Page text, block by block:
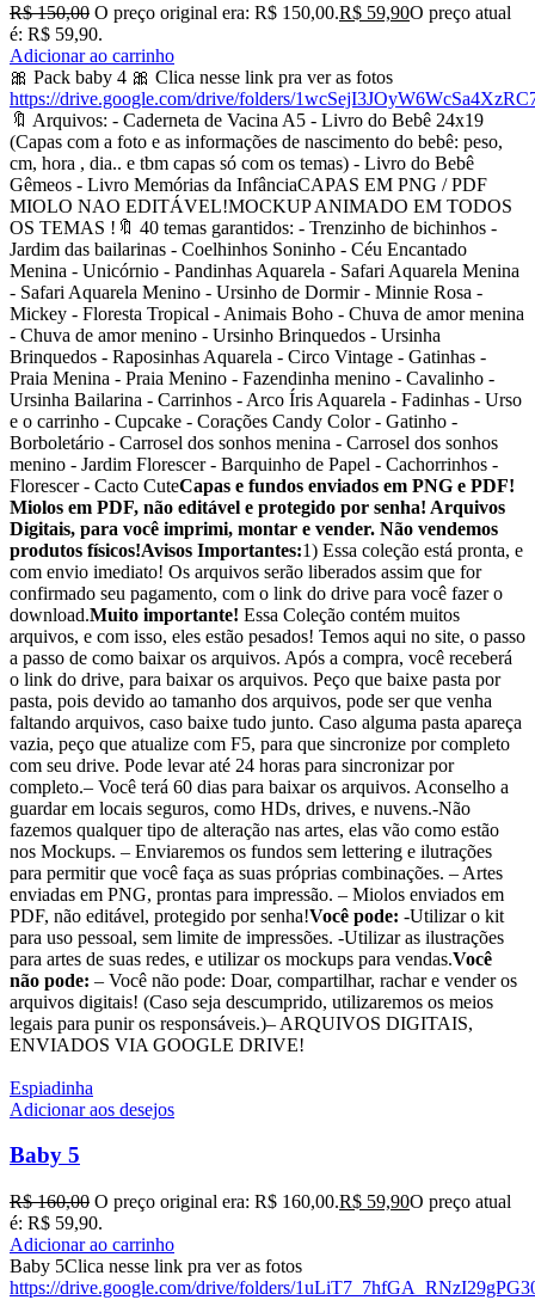
R$150,00 O preço original era: R$ 150,00.R$ 59,90O preço atual
é: R$ 59,90.
Adicionar ao carrinho
🎀 Pack baby 4 🎀 Clica nesse link pra ver as fotos
https://drive.google.com/drive/folders/
🔖 Arquivos: - Caderneta de Vacina A5 - Livro do Bebê 24x19
(Capas com a foto e as informações de nascimento do bebê: peso,
cm, hora , dia.. e tbm capas só com os temas) - Livro do Bebê
Gêmeos - Livro Memórias da InfânciaCAPAS EM PNG / PDF
MIOLO NAO EDITÁVEL!MOCKUP ANIMADO EM TODOS
OS TEMAS !🔖 40 temas garantidos: - Trenzinho de bichinhos -
Jardim das bailarinas - Coelhinhos Soninho - Céu Encantado
Menina - Unicórnio - Pandinhas Aquarela - Safari Aquarela Menina
- Safari Aquarela Menino - Ursinho de Dormir - Minnie Rosa -
Mickey - Floresta Tropical - Animais Boho - Chuva de amor menina
- Chuva de amor menino - Ursinho Brinquedos - Ursinha
Brinquedos - Raposinhas Aquarela - Circo Vintage - Gatinhas -
Praia Menina - Praia Menino - Fazendinha menino - Cavalinho -
Ursinha Bailarina - Carrinhos - Arco Íris Aquarela - Fadinhas - Urso
e o carrinho - Cupcake - Corações Candy Color - Gatinho -
Borboletário - Carrosel dos sonhos menina - Carrosel dos sonhos
menino - Jardim Florescer - Barquinho de Papel - Cachorrinhos -
Florescer - Cacto CuteCapas e fundos enviados em PNG e PDF!
Miolos em PDF, não editável e protegido por senha! Arquivos
Digitais, para você imprimi, montar e vender. Não vendemos
produtos físicos!Avisos Importantes:1) Essa coleção está pronta, e
com envio imediato! Os arquivos serão liberados assim que for
confirmado seu pagamento, com o link do drive para você fazer o
download.Muito importante! Essa Coleção contém muitos
arquivos, e com isso, eles estão pesados! Temos aqui no site, o passo
a passo de como baixar os arquivos. Após a compra, você receberá
o link do drive, para baixar os arquivos. Peço que baixe pasta por
pasta, pois devido ao tamanho dos arquivos, pode ser que venha
faltando arquivos, caso baixe tudo junto. Caso alguma pasta apareça
vazia, peço que atualize com F5, para que sincronize por completo
com seu drive. Pode levar até 24 horas para sincronizar por
completo.– Você terá 60 dias para baixar os arquivos. Aconselho a
guardar em locais seguros, como HDs, drives, e nuvens.-Não
fazemos qualquer tipo de alteração nas artes, elas vão como estão
nos Mockups. – Enviaremos os fundos sem lettering e ilutrações
para permitir que você faça as suas próprias combinações. – Artes
enviadas em PNG, prontas para impressão. – Miolos enviados em
PDF, não editável, protegido por senha!Você pode: -Utilizar o kit
para uso pessoal, sem limite de impressões. -Utilizar as ilustrações
para artes de suas redes, e utilizar os mockups para vendas.Você
não pode: – Você não pode: Doar, compartilhar, rachar e vender os
arquivos digitais! (Caso seja descumprido, utilizaremos os meios
legais para punir os responsáveis.)– ARQUIVOS DIGITAIS,
ENVIADOS VIA GOOGLE DRIVE!
Espiadinha
Adicionar aos desejos
Baby 5
R$160,00 O preço original era: R$ 160,00.R$ 59,90O preço atual
é: R$ 59,90.
Adicionar ao carrinho
Baby 5Clica nesse link pra ver as fotos
https://drive.google.com/drive/folders/